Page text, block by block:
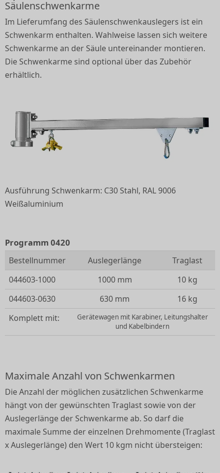
Säulenschwenkarme
Im Lieferumfang des Säulenschwenkauslegers ist ein
Schwenkarm enthalten. Wahlweise lassen sich weitere
Schwenkarme an der Säule untereinander montieren.
Die Schwenkarme sind optional über das Zubehör
erhältlich.
Ausführung Schwenkarm: C30 Stahl, RAL 9006
Weißaluminium
Programm 0420
Bestellnummer Auslegerlänge
Traglast
044603-1000
1000 mm
10 kg
044603-0630
630 mm
16 kg
Komplett mit:
Gerätewagen mit Karabiner, Leitungshalter
und Kabelbindern
Maximale Anzahl von Schwenkarmen
Die Anzahl der möglichen zusätzlichen Schwenkarme
hängt von der gewünschten Traglast sowie von der
Auslegerlänge der Schwenkarme ab. So darf die
maximale Summe der einzelnen Drehmomente (Traglast
x Auslegerlänge) den Wert 10 kgm nicht übersteigen: